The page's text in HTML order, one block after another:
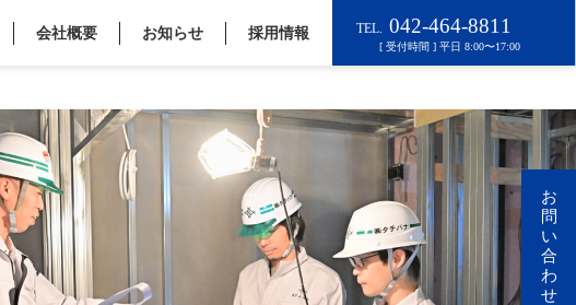
会社概要 お知らせ 採用情報
お
問
い
合
わ
せ